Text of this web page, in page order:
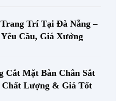
Trí Tại Đà Nẵng –
Cầu, Giá Xưởng
Cắt Mặt Bàn Chân Sắt
Chất Lượng & Giá Tốt